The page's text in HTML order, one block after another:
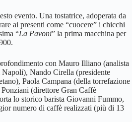
evento. Una tostatrice, adoperata da
ai presenti come “cuocere” i chicchi
“La Pavoni” la prima macchina per
con Mauro Illiano (analista
Nando Cirella (presidente
Paola Campana (della torrefazione
(direttore Gran Caffè
lo storico barista Giovanni Fummo,
numero di caffè realizzati (più di 13